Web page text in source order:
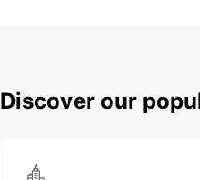
Discover our